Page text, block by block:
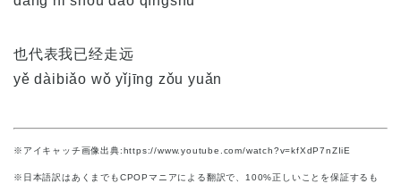
也代表我已经走远
yě dàibiǎo wǒ yǐjīng zǒu yuǎn
※アイキャッチ画像出典:https://www.youtube.com/watch?v=kfXdP7nZIiE
※日本語訳はあくまでもCPOPマニアによる翻訳で、100%正しいことを保証するも